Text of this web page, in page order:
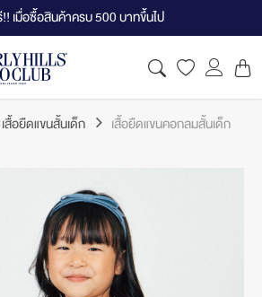
เมื่อซื้อสินค้าครบ 500 บาทขึ้นไป
เสื้อยืดแขนสั้นเด็ก เสื้อยืดแขนคอกลมสั้นเด็ก